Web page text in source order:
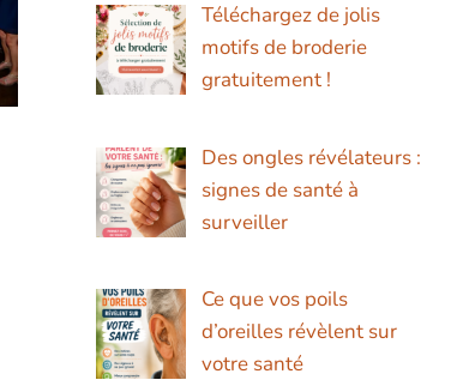
Téléchargez de jolis
motifs de broderie
gratuitement !
Des ongles révélateurs :
signes de santé à
surveiller
Ce que vos poils
d’oreilles révèlent sur
votre santé